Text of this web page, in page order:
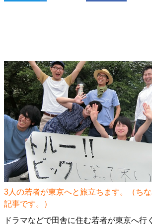
3人の若者が東京へと旅立ちます。（ち
記事です。）
ドラマなどで田舎に住む若者が東京へ行